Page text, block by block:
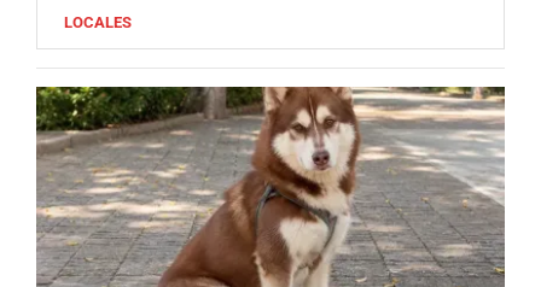
LOCALES